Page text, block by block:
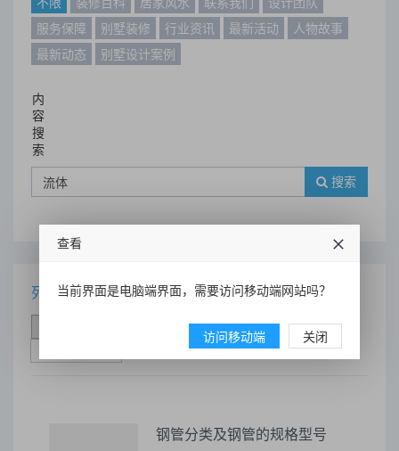
服务保障
别墅装修 行业资讯 最新活动
人物故事
最新动态
别墅设计案例
内
容
搜
索
搜索
列表
评论排序
评分排序
钢管分类及钢管的规格型号
查看
当前界面是电脑端界面，需要访问移动端网站吗？
访问移动端 关闭